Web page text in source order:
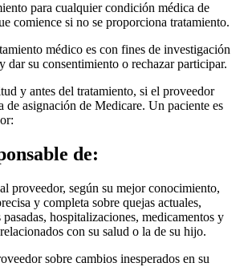
para cualquier condición médica de
comience si no se proporciona tratamiento.
médico es con fines de investigación
dar su consentimiento o rechazar participar.
y antes del tratamiento, si el proveedor
de asignación de Medicare. Un paciente es
:
de:
proveedor, según su mejor conocimiento,
y completa sobre quejas actuales,
pasadas, hospitalizaciones, medicamentos y
con su salud o la de su hijo.
sobre cambios inesperados en su